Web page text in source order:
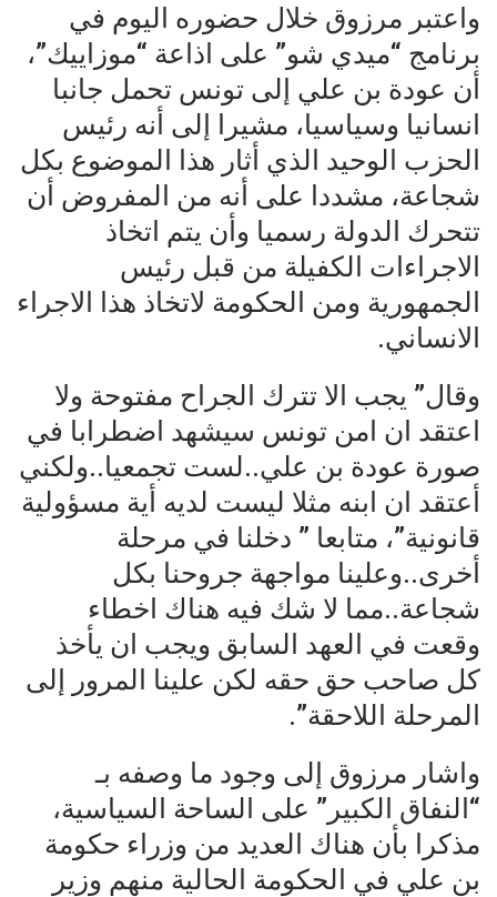
واعتبر مرزوق خلال حضوره اليوم في
برنامج “ميدي شو” على اذاعة “موزاييك”،
أن عودة بن علي إلى تونس تحمل جانبا
انسانيا وسياسيا، مشيرا إلى أنه رئيس
الحزب الوحيد الذي أثار هذا الموضوع بكل
شجاعة، مشددا على أنه من المفروض أن
تتحرك الدولة رسميا وأن يتم اتخاذ
الاجراءات الكفيلة من قبل رئيس
الجمهورية ومن الحكومة لاتخاذ هذا الاجراء
الانساني.
وقال” يجب الا تترك الجراح مفتوحة ولا
اعتقد ان امن تونس سيشهد اضطرابا في
صورة عودة بن علي..لست تجمعيا..ولكني
أعتقد ان ابنه مثلا ليست لديه أية مسؤولية
قانونية”، متابعا ” دخلنا في مرحلة
أخرى..وعلينا مواجهة جروحنا بكل
شجاعة..مما لا شك فيه هناك اخطاء
وقعت في العهد السابق ويجب ان يأخذ
كل صاحب حق حقه لكن علينا المرور إلى
المرحلة اللاحقة”.
واشار مرزوق إلى وجود ما وصفه بـ
“النفاق الكبير” على الساحة السياسية،
مذكرا بأن هناك العديد من وزراء حكومة
بن علي في الحكومة الحالية منهم وزير